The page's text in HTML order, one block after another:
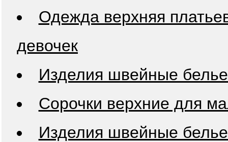
Одежда верхняя
девочек
Изделия швейные
Сорочки верхние для
Изделия швейные